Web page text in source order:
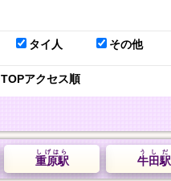
タイ人 その他
TOPアクセス順
牛田駅
うしだ
重原駅
しげはら